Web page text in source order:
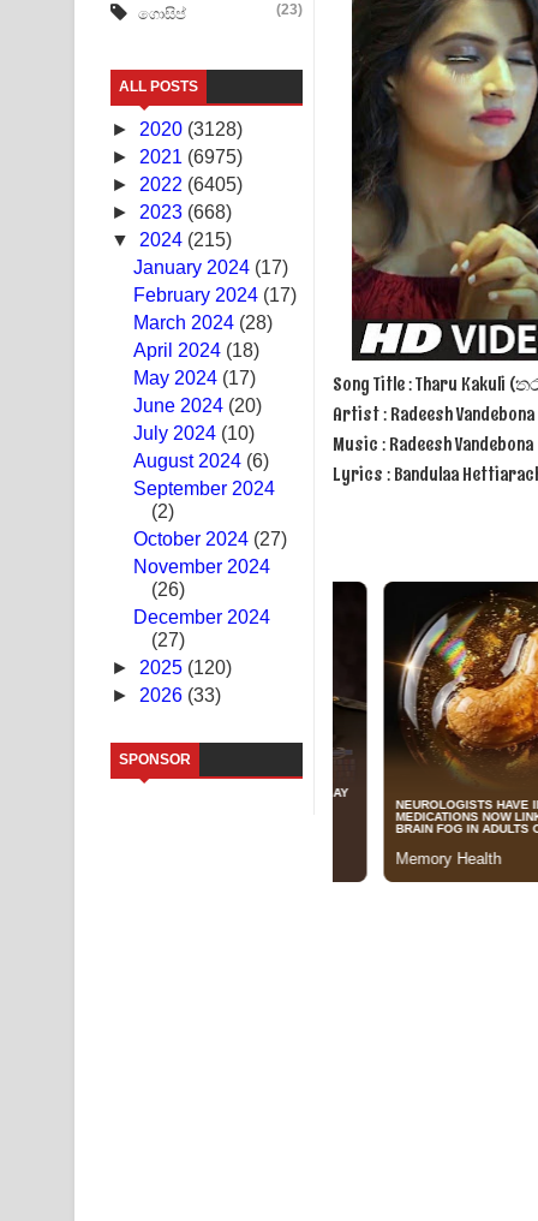
Sorry Sir Song Lyrics - සොරි සර් ගීතයේ පද පෙළ
Mathaka Aluthin Liyanna Song Lyrics - මතක
Sandak Awith Song Lyrics - සඳක් ඇවිත් ගීතයේ පද
Swetha Sande Song Lyrics - ශ්වේත සඳේ ගීතයේ පද
Ma Igili Giya Lyrics - මා ඉගිලී ගියා ගීතයේ පද පෙළ
Ras Balan Song Lyrics - රැස් බලන් ගීතයේ පද පෙළ
Hoda sihiyen Song Lyrics - හොද සිහියෙන් ගීතයේ
Awanken Song Lyrics - අවංකෙන් ගීතයේ පද පෙළ
Pa Sina Song Lyrics - පෑ සිනා ගීතයේ පද පෙළ
Pemwanthiye Song Lyrics - පෙම්වන්තියේ ගීතයේ
Akahe Indala Song Lyrics - ආකාහේ ඉඳලා ගීතයේ
Raawaya Song Lyrics - රාවය ගීතයේ පද පෙළ
Saddeta Denna Song Lyrics - සද්දෙට දෙන්න ගීතයේ
Kaalaya Song Lyrics - කාලය ගීතයේ පද පෙළ
Aramuna Song Lyrics - අරමුණ ගීතයේ පද පෙළ
Sandata Duka Hithila Song Lyrics - සඳට දුක
Sihina Song Lyrics - සිහින ගීතයේ පද පෙළ
ගොසිප් (23)
ALL POSTS
► 2020 (3128)
► 2021 (6975)
► 2022 (6405)
► 2023 (668)
▼ 2024 (215)
January 2024 (17)
February 2024 (17)
March 2024 (28)
April 2024 (18)
May 2024 (17)
June 2024 (20)
July 2024 (10)
August 2024 (6)
September 2024
(2)
October 2024 (27)
November 2024
(26)
December 2024
(27)
► 2025 (120)
► 2026 (33)
SPONSOR
Song Title : Tharu Kakuli
Artist : Radeesh Vandebona
Music : Radeesh Vandebona
Lyrics : Bandulaa